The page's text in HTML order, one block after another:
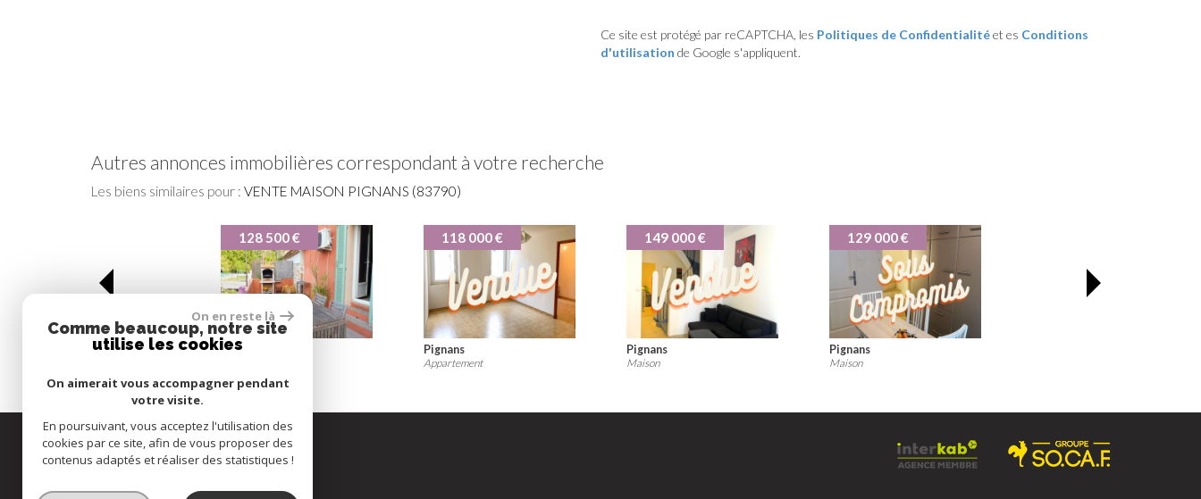
Ce site est protégé par reCAPTCHA, les Politiques de Confidentialitéet es Conditions
d'utilisation de Google s'appliquent.
autres annonces immobilières correspondant à votre recherche
Les biens similaires pour : VENTE MAISON PIGNANS (83790)
Pignans
139 000 €
La Londe-les-Maures
Rez de jardin
130 000 €
Pignans
Maison
137 000 €
Pignans
Maison
Espace propriétaire
On en reste là
Comme beaucoup, notre site
utilise les cookies
On aimerait vous accompagner pendant
votre visite.
En poursuivant, vous acceptez l'utilisation des
cookies par ce site, afin de vous proposer des
contenus adaptés et réaliser des statistiques !